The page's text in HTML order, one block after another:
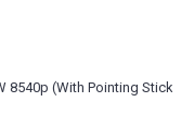
8540p (With Pointing Stick)